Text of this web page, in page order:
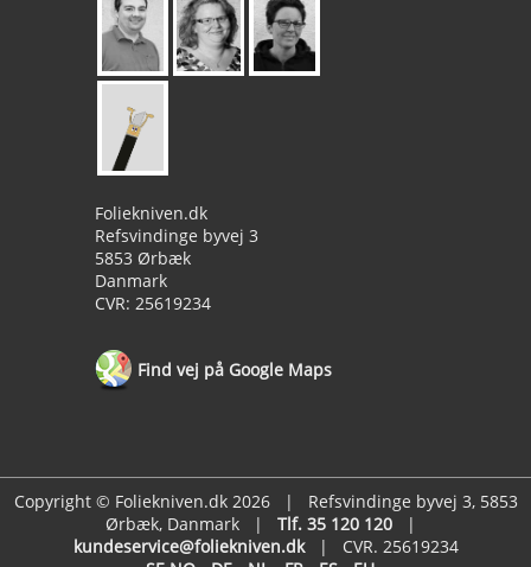
Foliekniven.dk
Refsvindinge byvej 3
5853 Ørbæk
Danmark
CVR: 25619234
Find vej på Google Maps
Copyright © Foliekniven.dk 2026 | Refsvindinge byvej 3, 5853
Ørbæk, Danmark | Tlf. 35 120 120 |
kundeservice@foliekniven.dk| CVR. 25619234